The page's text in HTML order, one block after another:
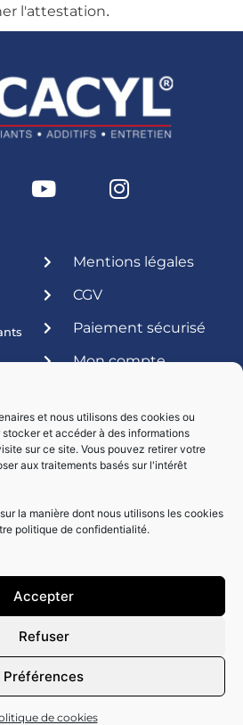
et nous utilisons des cookies ou
et accéder à des informations
sur ce site. Vous pouvez retirer votre
aux traitements basés sur l'intérêt
la manière dont nous utilisons les cookies
politique de confidentialité.
Accepter
Refuser
Préférences
de cookies
l'attestation.
Mentions légales
CGV
Paiement sécurisé
Mon compte
by ClictoutDEV.2024